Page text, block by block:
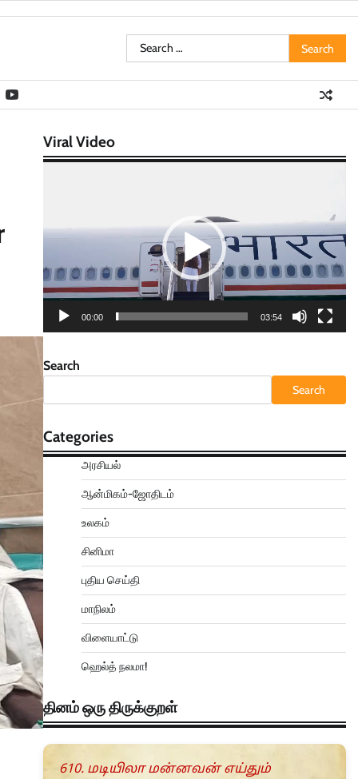
Search
for:
Viral Video
00:00 03:54
Search
Search
Categories
அரசியல்
ஆன்மிகம்-ஜோதிடம்
உலகம்
சினிமா
புதிய செய்தி
மாநிலம்
விளையாட்டு
ஹெல்த் நலமா!
தினம் ஒரு திருக்குறள்
610. மடியிலா மன்னவன் எய்தும்